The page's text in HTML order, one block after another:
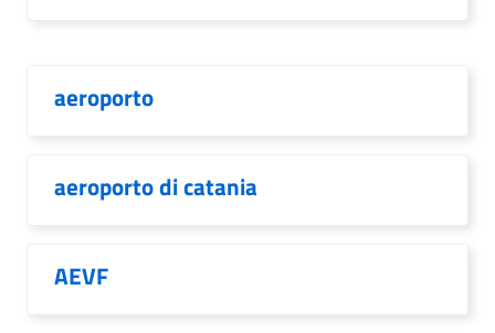
aeroporto
aeroporto di catania
AEVF